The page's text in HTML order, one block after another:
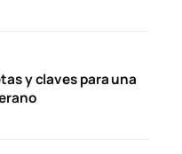
y claves para una